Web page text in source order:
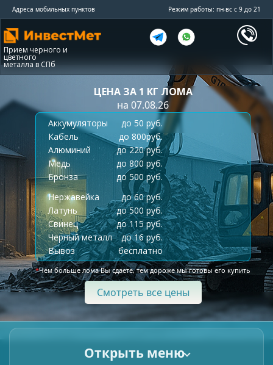
Адреса мобильных пунктов Режим работы: пн-вс с 9 до 21
Прием черного и
цветного
металла в СПб
ЦЕНА ЗА 1 КГ ЛОМА
на 07.08.26
Аккумуляторы
до 50 руб.
Кабель
до 800руб.
Алюминий
до 220 руб.
Медь
до 800 руб.
Бронза
до 500 руб.
Нержавейка
до 60 руб.
Латунь
до 500 руб.
Свинец
до 115 руб.
Черный металл
до 16 руб.
Вывоз
бесплатно
*Чем больше лома Вы сдаете, тем дороже мы готовы его купить
Смотреть все цены
Открыть меню